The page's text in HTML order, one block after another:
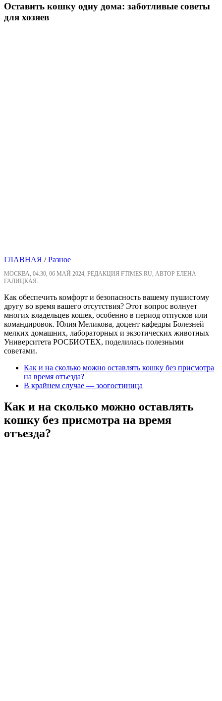
Оставить кошку одну дома: заботливые советы
для хозяев
ГЛАВНАЯ /Разное
МОСКВА, 04:30, 06 МАЙ 2024, РЕДАКЦИЯ FTIMES.RU, АВТОР ЕЛЕНА
ГАЛИЦКАЯ.
Как обеспечить комфорт и безопасность вашему пушистому
другу во время вашего отсутствия? Этот вопрос волнует
многих владельцев кошек, особенно в период отпусков или
командировок. Юлия Меликова, доцент кафедры Болезней
мелких домашних, лабораторных и экзотических животных
Университета РОСБИОТЕХ, поделилась полезными
советами.
Как и на сколько можно оставлять кошку без присмотра
на время отъезда?
В крайнем случае — зоогостиница
Как и на сколько можно оставлять
кошку без присмотра на время
отъезда?